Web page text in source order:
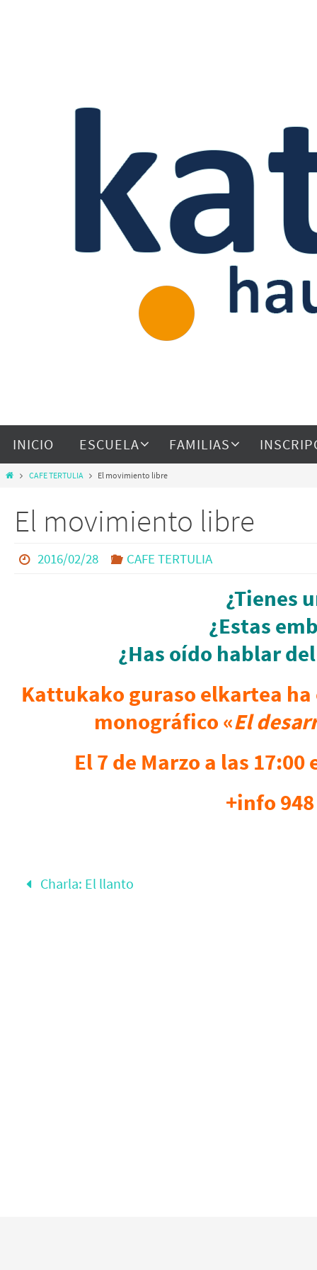
INICIO ESCUELA FAMILIAS
CAFE TERTULIA El movimiento libre
El movimiento libre
2016/02/28 CAFE TERTULIA
¿Tienes
¿Estas
¿Has oído hablar
Kattukako guraso elkartea
monográfico «El
El 7 de Marzo a las
+info
Charla: El llanto